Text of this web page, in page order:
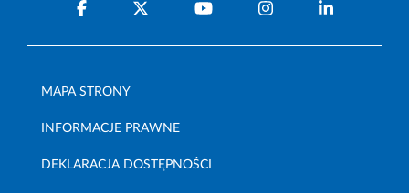
MAPA STRONY
INFORMACJE PRAWNE
DEKLARACJA DOSTĘPNOŚCI